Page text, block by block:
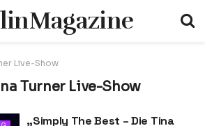
Live-Show
Turner Live-Show
„Simply The Best – Die Tina